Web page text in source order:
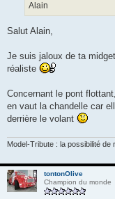
Alain
Salut Alain,
Je suis jaloux de ta
réaliste
Concernant le pont
en vaut la chandelle car
derrière le volant
Model-Tribute : la possibilité
tontonOlive
Champion du monde